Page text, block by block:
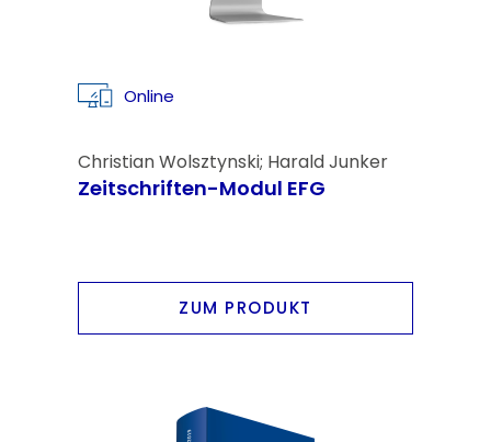
Online
Christian Wolsztynski; Harald Junker
Zeitschriften-Modul EFG
ZUM PRODUKT